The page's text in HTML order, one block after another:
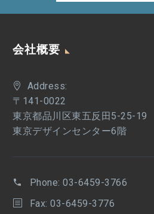
会社概要
Address:
〒141-0022
東京都品川区東五反田5-25-19
東京デザインセンター6階
Phone: 03-6459-3766
Fax: 03-6459-3776